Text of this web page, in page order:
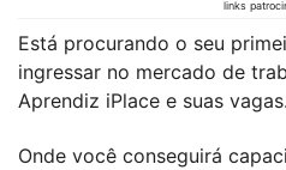
links
Está procurando o seu
ingressar no mercado de
Aprendiz iPlace e suas vagas.
Onde você conseguirá